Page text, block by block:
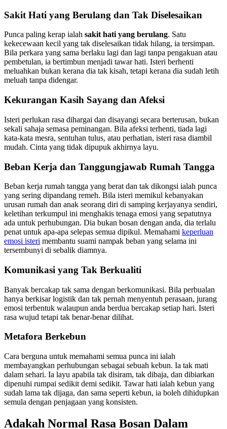
Sakit Hati yang Berulang dan Tak Diselesaikan
Punca paling kerap ialah sakit hati yang berulang. Satu
kekecewaan kecil yang tak diselesaikan tidak hilang, ia tersimpan.
Bila perkara yang sama berlaku lagi dan lagi tanpa pengakuan atau
pembetulan, ia bertimbun menjadi tawar hati. Isteri berhenti
meluahkan bukan kerana dia tak kisah, tetapi kerana dia sudah letih
meluah tanpa didengar.
Kekurangan Kasih Sayang dan Afeksi
Isteri perlukan rasa dihargai dan disayangi secara berterusan, bukan
sekali sahaja semasa peminangan. Bila afeksi terhenti, tiada lagi
kata-kata mesra, sentuhan tulus, atau perhatian, isteri rasa diambil
mudah. Cinta yang tidak dipupuk akhirnya layu.
Beban Kerja dan Tanggungjawab Rumah Tangga
Beban kerja rumah tangga yang berat dan tak dikongsi ialah punca
yang sering dipandang remeh. Bila isteri memikul kebanyakan
urusan rumah dan anak seorang diri di samping kerjayanya sendiri,
keletihan terkumpul ini menghakis tenaga emosi yang sepatutnya
ada untuk perhubungan. Dia bukan bosan dengan anda, dia terlalu
penat untuk apa-apa selepas semua dipikul. Memahami keperluan
emosi isteri membantu suami nampak beban yang selama ini
tersembunyi di sebalik diamnya.
Komunikasi yang Tak Berkualiti
Banyak bercakap tak sama dengan berkomunikasi. Bila perbualan
hanya berkisar logistik dan tak pernah menyentuh perasaan, jurang
emosi terbentuk walaupun anda berdua bercakap setiap hari. Isteri
rasa wujud tetapi tak benar-benar dilihat.
Metafora Berkebun
Cara berguna untuk memahami semua punca ini ialah
membayangkan perhubungan sebagai sebuah kebun. Ia tak mati
dalam sehari. Ia layu apabila tak disiram, tak dibaja, dan dibiarkan
dipenuhi rumpai sedikit demi sedikit. Tawar hati ialah kebun yang
sudah lama tak dijaga, dan sama seperti kebun, ia boleh dihidupkan
semula dengan penjagaan yang konsisten.
Adakah Normal Rasa Bosan Dalam